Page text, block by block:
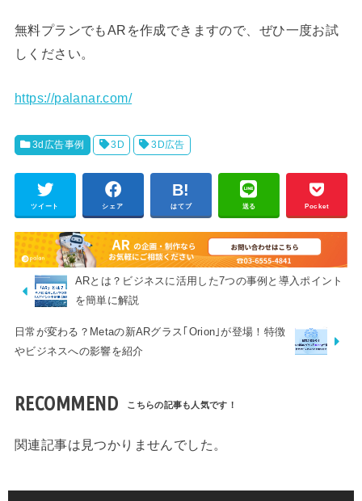
無料プランでもARを作成できますので、ぜひ一度お試
しください。
https://palanar.com/
3d広告事例 3D 3D広告
ツイート シェア はてブ 送る Pocket
ARとは？ビジネスに活用した7つの事例と導入ポイント
を簡単に解説
日常が変わる？Metaの新ARグラス｢Orion｣が登場！特徴
やビジネスへの影響を紹介
RECOMMEND
関連記事は見つかりませんでした。